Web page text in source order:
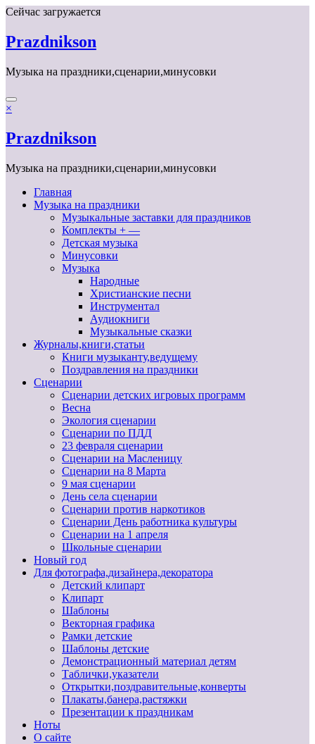
Перейти
содержимому
Сейчас загружается
Prazdnikson
Музыка на праздники,сценарии,минусовки
×
Prazdnikson
Музыка на праздники,сценарии,минусовки
Главная
Музыка на праздники
Музыкальные заставки для праздников
Комплекты + —
Детская музыка
Минусовки
Музыка
Народные
Христианские песни
Инструментал
Аудиокниги
Музыкальные сказки
Журналы,книги,статьи
Книги музыканту,ведущему
Поздравления на праздники
Сценарии
Сценарии детских игровых программ
Весна
Экология сценарии
Сценарии по ПДД
23 февраля сценарии
Сценарии на Масленицу
Сценарии на 8 Марта
9 мая сценарии
День села сценарии
Сценарии против наркотиков
Сценарии День работника культуры
Сценарии на 1 апреля
Школьные сценарии
Новый год
Для фотографа,дизайнера,декоратора
Детский клипарт
Клипарт
Шаблоны
Векторная графика
Рамки детские
Шаблоны детские
Демонстрационный материал детям
Таблички,указатели
Открытки,поздравительные,конверты
Плакаты,банера,растяжки
Презентации к праздникам
Ноты
О сайте